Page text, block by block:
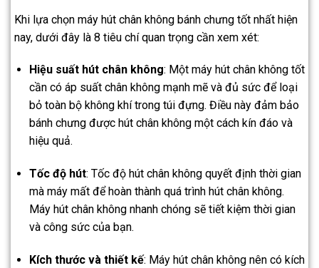
Khi lựa chọn máy hút chân không bánh chưng tốt nhất hiện
nay, dưới đây là 8 tiêu chí quan trọng cần xem xét:
Hiệu suất hút chân không: Một máy hút chân không tốt
cần có áp suất chân không mạnh mẽ và đủ sức để loại
bỏ toàn bộ không khí trong túi đựng. Điều này đảm bảo
bánh chưng được hút chân không một cách kín đáo và
hiệu quả.
Tốc độ hút: Tốc độ hút chân không quyết định thời gian
mà máy mất để hoàn thành quá trình hút chân không.
Máy hút chân không nhanh chóng sẽ tiết kiệm thời gian
và công sức của bạn.
Kích thước và thiết kế: Máy hút chân không nên có kích